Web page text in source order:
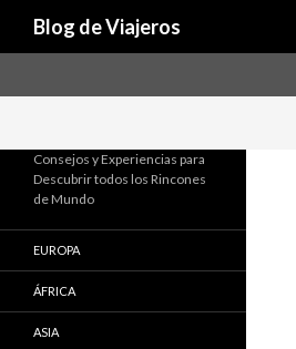
Blog de Viajeros
Consejos y Experiencias para
Descubrir todos los Rincones
de Mundo
EUROPA
ÁFRICA
ASIA